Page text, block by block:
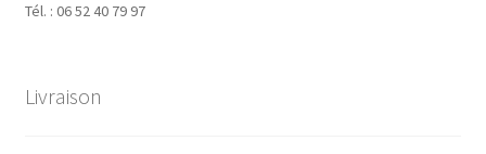
Tél. : 06 52 40 79 97
Livraison